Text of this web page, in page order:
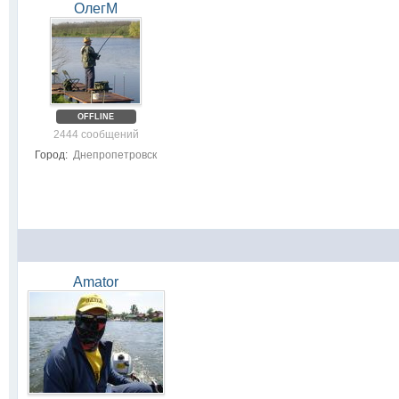
ОлегМ
OFFLINE
2444 сообщений
Город: Днепропетровск
Amator